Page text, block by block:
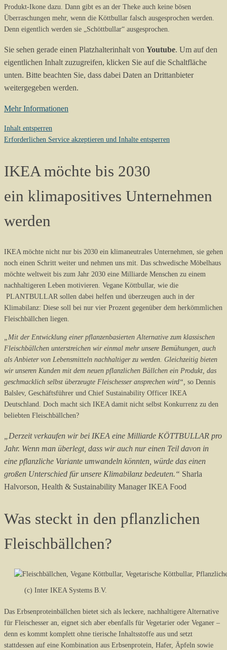
Produkt-Ikone dazu. Dann gibt es an der Theke auch keine bösen
Überraschungen mehr, wenn die Köttbullar falsch ausgesprochen werden.
Denn eigentlich werden sie „Schöttbullar“ ausgesprochen.
Sie sehen gerade einen Platzhalterinhalt von Youtube. Um auf den
eigentlichen Inhalt zuzugreifen, klicken Sie auf die Schaltfläche
unten. Bitte beachten Sie, dass dabei Daten an Drittanbieter
weitergegeben werden.
Mehr Informationen
Inhalt entsperren
Erforderlichen Service akzeptieren und Inhalte entsperren
IKEA möchte bis 2030
ein klimapositives Unternehmen
werden
IKEA möchte nicht nur bis 2030 ein klimaneutrales Unternehmen, sie gehen
noch einen Schritt weiter und nehmen uns mit. Das schwedische Möbelhaus
möchte weltweit bis zum Jahr 2030 eine Milliarde Menschen zu einem
nachhaltigeren Leben motivieren. Vegane Köttbullar, wie die
PLANTBULLAR sollen dabei helfen und überzeugen auch in der
Klimabilanz: Diese soll bei nur vier Prozent gegenüber dem herkömmlichen
Fleischbällchen liegen.
„Mit der Entwicklung einer pflanzenbasierten Alternative zum klassischen
Fleischbällchen unterstreichen wir einmal mehr unsere Bemühungen, auch
als Anbieter von Lebensmitteln nachhaltiger zu werden. Gleichzeitig bieten
wir unseren Kunden mit dem neuen pflanzlichen Bällchen ein Produkt, das
geschmacklich selbst überzeugte Fleischesser ansprechen wird“, so Dennis
Balslev, Geschäftsführer und Chief Sustainability Officer IKEA
Deutschland. Doch macht sich IKEA damit nicht selbst Konkurrenz zu den
beliebten Fleischbällchen?
„Derzeit verkaufen wir bei IKEA eine Milliarde KÖTTBULLAR pro
Jahr. Wenn man überlegt, dass wir auch nur einen Teil davon in
eine pflanzliche Variante umwandeln könnten, würde das einen
großen Unterschied für unsere Klimabilanz bedeuten.“ Sharla
Halvorson, Health & Sustainability Manager IKEA Food
Was steckt in den pflanzlichen
Fleischbällchen?
(c) Inter IKEA Systems B.V.
Das Erbsenproteinbällchen bietet sich als leckere, nachhaltigere Alternative
für Fleischesser an, eignet sich aber ebenfalls für Vegetarier oder Veganer –
denn es kommt komplett ohne tierische Inhaltsstoffe aus und setzt
stattdessen auf eine Kombination aus Erbsenprotein, Hafer, Äpfeln sowie